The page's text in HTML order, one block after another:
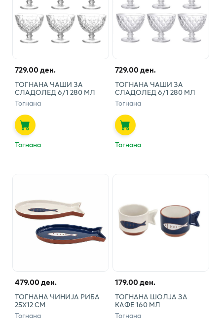
729.00 ден.
ТОГНАНА ЧАШИ ЗА
СЛАДОЛЕД 6/1 280 МЛ
Тогнана
Тогнана
729.00 ден.
ТОГНАНА ЧАШИ ЗА
СЛАДОЛЕД 6/1 280 МЛ
Тогнана
Тогнана
479.00 ден.
ТОГНАНА ЧИНИЈА РИБА
25Х12 СМ
Тогнана
179.00 ден.
ТОГНАНА ШОЛЈА ЗА
КАФЕ 160 МЛ
Тогнана